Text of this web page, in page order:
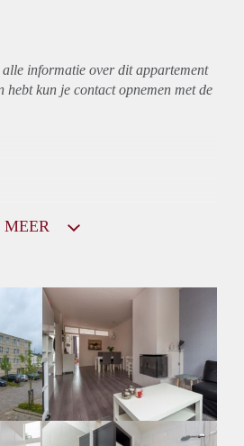
informatie over ditappartement
hebt kun je contact opnemen met de
MEER